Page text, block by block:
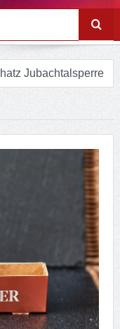
Jubachtalsperre